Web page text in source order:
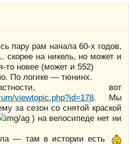
пару рам начала 60-х годов,
скорее на никель, но может и
то новее (может и 552)
По логике — тюнинх.
вот
viewtopic.php?id=178. Мы
за сезон со снятой краской
) на велосипеде нет ни
— там в истории есть